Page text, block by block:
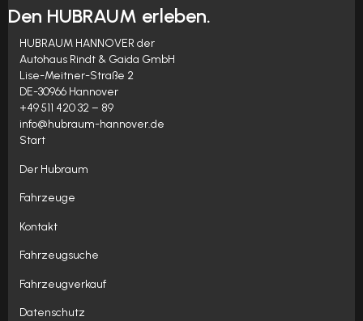
Den HUBRAUM erleben.
HUBRAUM HANNOVER der
Autohaus Rindt & Gaida GmbH
Lise-Meitner-Straße 2
DE-30966 Hannover
+49 511 420 32 – 89
info@hubraum-hannover.de
Start
Der Hubraum
Fahrzeuge
Kontakt
Fahrzeugsuche
Fahrzeugverkauf
Datenschutz